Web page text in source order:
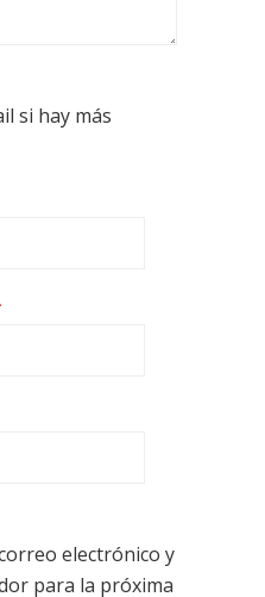
si hay más
electrónico y
para la próxima